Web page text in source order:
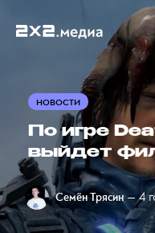
НОВОСТИ
По игре
выйдет
Семён Трясин — 4